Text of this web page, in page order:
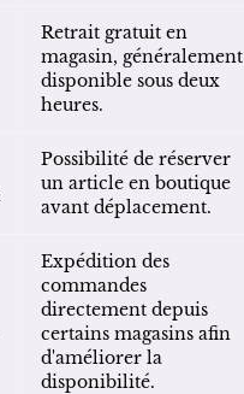
Retrait gratuit en
magasin, généralement
disponible sous deux
heures.
Possibilité de réserver
un article en boutique
avant déplacement.
Expédition des
commandes
directement depuis
certains magasins afin
d'améliorer la
disponibilité.